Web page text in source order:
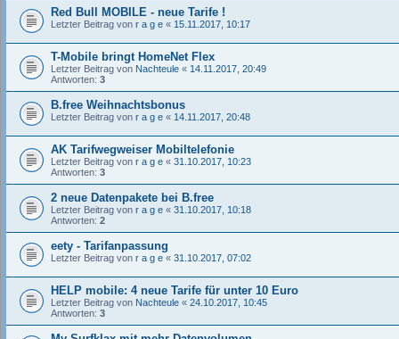
Red Bull MOBILE - neue Tarife !
Letzter Beitrag von r a g e « 15.11.2017, 10:17
T-Mobile bringt HomeNet Flex
Letzter Beitrag von Nachteule « 14.11.2017, 20:49
Antworten: 3
B.free Weihnachtsbonus
Letzter Beitrag von r a g e « 14.11.2017, 20:48
AK Tarifwegweiser Mobiltelefonie
Letzter Beitrag von r a g e « 31.10.2017, 10:23
Antworten: 3
2 neue Datenpakete bei B.free
Letzter Beitrag von r a g e « 31.10.2017, 10:18
Antworten: 2
eety - Tarifanpassung
Letzter Beitrag von r a g e « 31.10.2017, 07:02
HELP mobile: 4 neue Tarife für unter 10 Euro
Letzter Beitrag von Nachteule « 24.10.2017, 10:45
Antworten: 3